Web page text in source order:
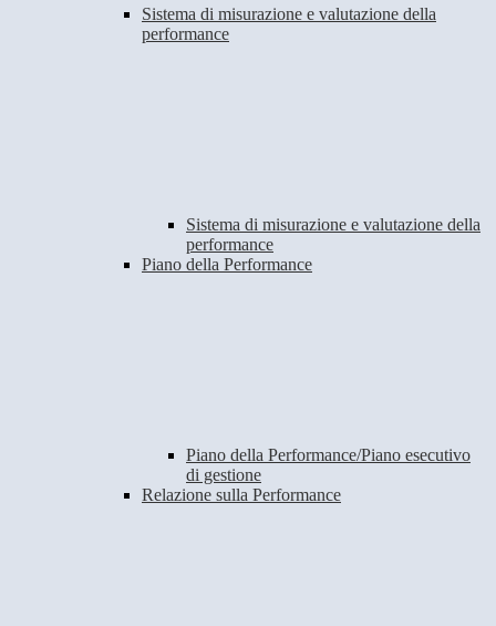
Sistema di misurazione e valutazione della
performance
Sistema di misurazione e valutazione della
performance
Piano della Performance
Piano della Performance/Piano esecutivo
di gestione
Relazione sulla Performance